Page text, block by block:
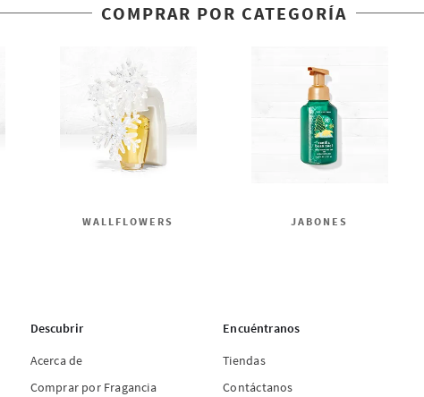
COMPRAR POR CATEGORÍA
WALLFLOWERS JABONES
Descubrir
Acerca de
Comprar por Fragancia
Encuéntranos
Tiendas
Contáctanos